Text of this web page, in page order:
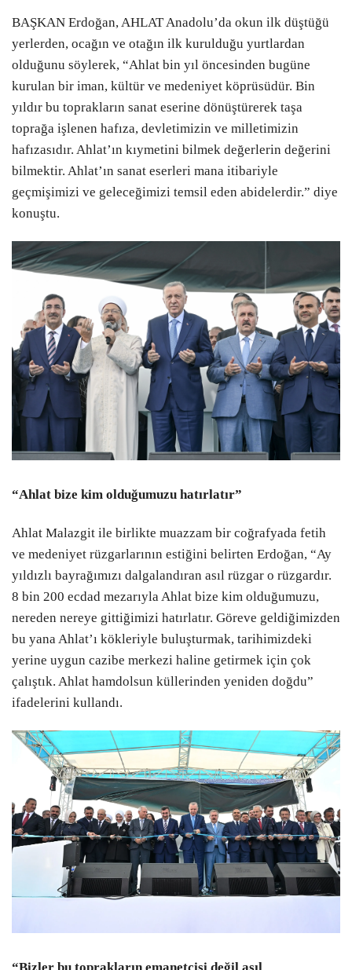
BAŞKAN Erdoğan, AHLAT Anadolu’da okun ilk düştüğü
yerlerden, ocağın ve otağın ilk kurulduğu yurtlardan
olduğunu söylerek, “Ahlat bin yıl öncesinden bugüne
kurulan bir iman, kültür ve medeniyet köprüsüdür. Bin
yıldır bu toprakların sanat eserine dönüştürerek taşa
toprağa işlenen hafıza, devletimizin ve milletimizin
hafızasıdır. Ahlat’ın kıymetini bilmek değerlerin değerini
bilmektir. Ahlat’ın sanat eserleri mana itibariyle
geçmişimizi ve geleceğimizi temsil eden abidelerdir.” diye
konuştu.
“Ahlat bize kim olduğumuzu hatırlatır”
Ahlat Malazgit ile birlikte muazzam bir coğrafyada fetih
ve medeniyet rüzgarlarının estiğini belirten Erdoğan, “Ay
yıldızlı bayrağımızı dalgalandıran asıl rüzgar o rüzgardır.
8 bin 200 ecdad mezarıyla Ahlat bize kim olduğumuzu,
nereden nereye gittiğimizi hatırlatır. Göreve geldiğimizden
bu yana Ahlat’ı kökleriyle buluşturmak, tarihimizdeki
yerine uygun cazibe merkezi haline getirmek için çok
çalıştık. Ahlat hamdolsun küllerinden yeniden doğdu”
ifadelerini kullandı.